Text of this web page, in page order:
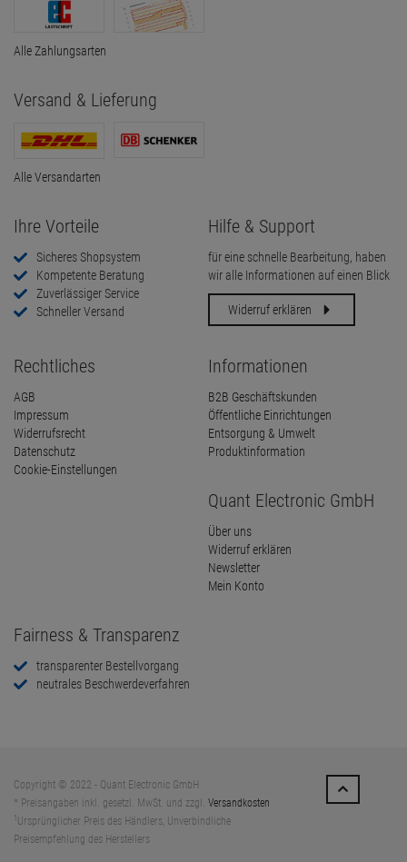
Alle Zahlungsarten
Versand & Lieferung
Alle Versandarten
Ihre Vorteile
Sicheres Shopsystem
Kompetente Beratung
Zuverlässiger Service
Schneller Versand
Hilfe & Support
für eine schnelle Bearbeitung, haben
wir alle Informationen auf einen Blick
Widerruf erklären
Rechtliches
AGB
Impressum
Widerrufsrecht
Datenschutz
Cookie-Einstellungen
Informationen
B2B Geschäftskunden
Öffentliche Einrichtungen
Entsorgung & Umwelt
Produktinformation
Quant Electronic GmbH
Über uns
Widerruf erklären
Newsletter
Mein Konto
Fairness & Transparenz
transparenter Bestellvorgang
neutrales Beschwerdeverfahren
Copyright © 2022 - Quant Electronic GmbH
* Preisangaben inkl. gesetzl. MwSt. und zzgl. Versandkosten
Ursprünglicher Preis des Händlers, Unverbindliche
Preisempfehlung des Herstellers